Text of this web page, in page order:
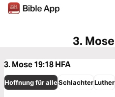
3.
3. Mose 19:18HFA
Hoffnung für alleSchlachterLuther